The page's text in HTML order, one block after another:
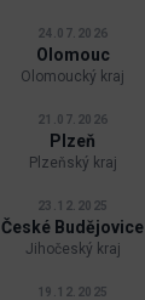
24.07.2026
Olomouc
Olomoucký kraj
21.07.2026
Plzeň
Plzeňský kraj
23.12.2025
České Budějovice
Jihočeský kraj
19.12.2025